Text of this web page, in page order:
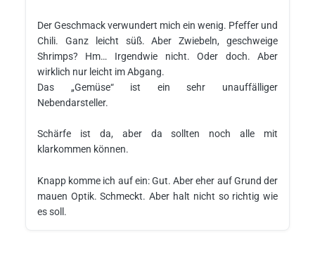
Der Geschmack verwundert mich ein wenig. Pfeffer und
Chili. Ganz leicht süß. Aber Zwiebeln, geschweige
Shrimps? Hm… Irgendwie nicht. Oder doch. Aber
wirklich nur leicht im Abgang.
Das „Gemüse“ ist ein sehr unauffälliger
Nebendarsteller.
Schärfe ist da, aber da sollten noch alle mit
klarkommen können.
Knapp komme ich auf ein: Gut. Aber eher auf Grund der
mauen Optik. Schmeckt. Aber halt nicht so richtig wie
es soll.